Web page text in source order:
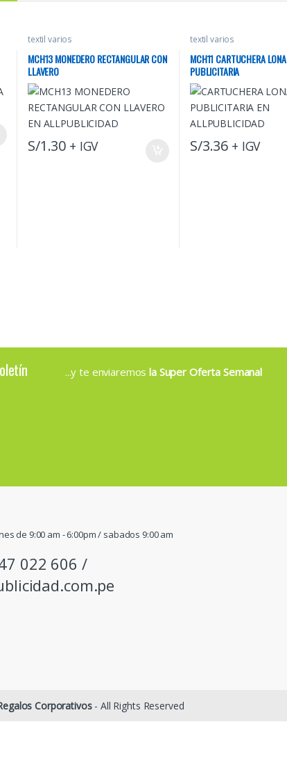
textil varios
MCH13 MONEDERO RECTANGULAR CON
LLAVERO
S/1.30 + IGV
textil varios
MCH11 CARTUCHERA LONA
PUBLICITARIA
S/3.36 + IGV
...y te enviaremosla Super Oferta Semanal
de 9:00 am - 6:00pm / sabados 9:00 am
022 606 /
Corporativos- All Rights Reserved